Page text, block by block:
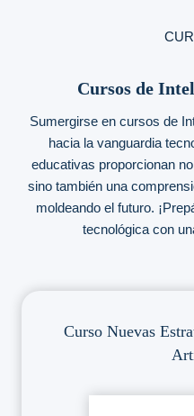
Cursos de
Sumergirse en cursos de
hacia la vanguardia
educativas proporcionan
sino también una
moldeando el futuro.
tecnológica con
Curso Nuevas